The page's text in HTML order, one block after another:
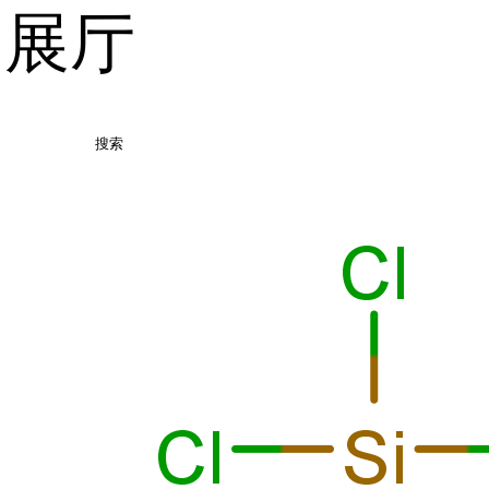
厅
搜索